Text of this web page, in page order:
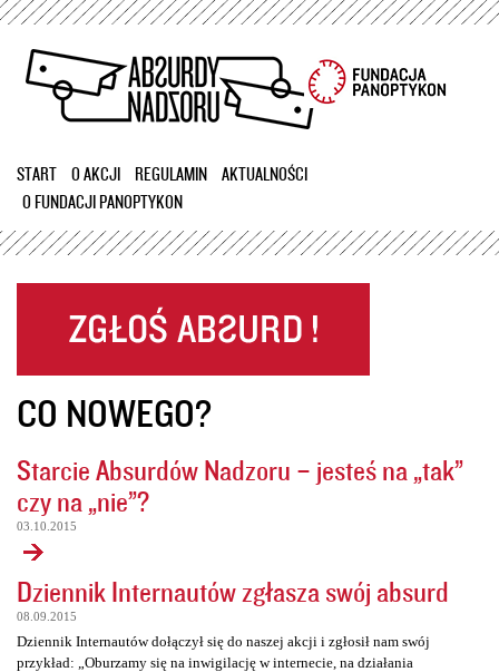
Przejdź
treści
START O AKCJI REGULAMIN
AKTUALNOŚCI
O FUNDACJI PANOPTYKON
CO NOWEGO?
Starcie Absurdów Nadzoru – jesteś na „tak”
czy na „nie”?
03.10.2015
Dziennik Internautów zgłasza swój absurd
08.09.2015
Dziennik Internautów dołączył się do naszej akcji i zgłosił nam swój
przykład: „Oburzamy się na inwigilację w internecie, na działania